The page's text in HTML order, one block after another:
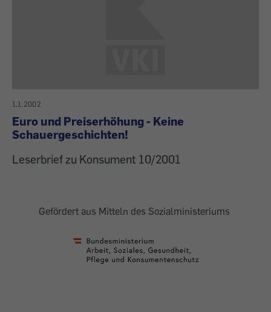
1.1.2002
Euro und Preiserhöhung - Keine
Schauergeschichten!
Leserbrief zu Konsument 10/2001
Gefördert aus Mitteln des Sozialministeriums